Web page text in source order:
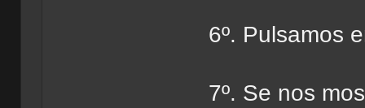
6º. Pulsamos
7º. Se nos